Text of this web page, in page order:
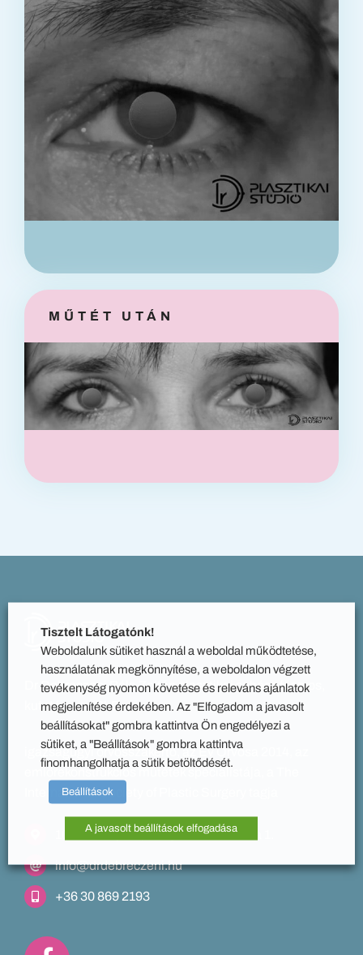
információk
MŰTÉT UTÁN
Dr Debreczeni Béla Zoltán plasztikai sebész főorvos,
kutatóorvos PhD
igazságügyi orvosszakértő, az Év Orvosa 2014, az
emlőrekonstrukciós műtétek specialistája, a The
International Society of Plastic Surgery tagja
1012 Budapest, Kuny Domokos utca 1.
info@drdebreczeni.hu
+36 30 869 2193
Tisztelt Látogatónk!
Weboldalunk sütiket használ a weboldal működtetése,
használatának megkönnyítése, a weboldalon végzett
tevékenység nyomon követése és releváns ajánlatok
megjelenítése érdekében. Az "Elfogadom a javasolt
beállításokat" gombra kattintva Ön engedélyezi a
sütiket, a "Beállítások" gombra kattintva
finomhangolhatja a sütik betöltődését.
Beállítások
A javasolt beállítások elfogadása